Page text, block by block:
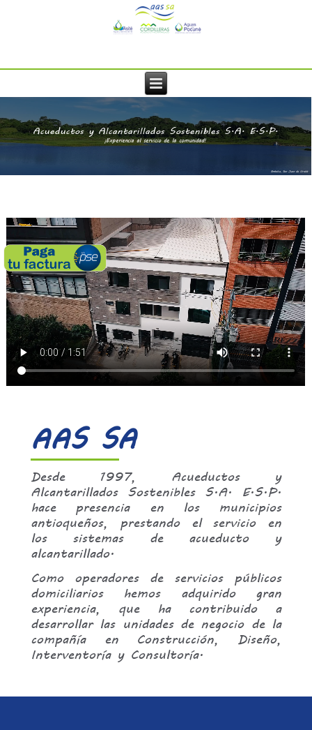
Acueductos y Alcantarillados Sostenibles S.A. E.S.P.
¡Experiencia al servicio de la comunidad!
Embalse, San Juan de Urabá.
AAS SA
Desde 1997, Acueductos y
Alcantarillados Sostenibles S.A. E.S.P.
hace presencia en los municipios
antioqueños, prestando el servicio en
los sistemas de acueducto y
alcantarillado.
Como operadores de servicios públicos
domiciliarios hemos adquirido gran
experiencia, que ha contribuido a
desarrollar las unidades de negocio de la
compañía en Construcción, Diseño,
Interventoría y Consultoría.